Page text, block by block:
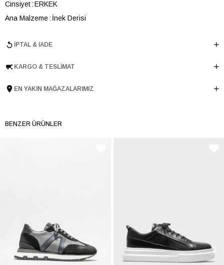
Cinsiyet ERKEK
Ana Malzeme İnek Derisi
Topuk Boyu 3.5 cm
Taban Yüksekliği 3.5 cm
İPTAL & İADE
KARGO & TESLIMAT
EN YAKIN MAĞAZALARIMIZ
BENZER ÜRÜNLER